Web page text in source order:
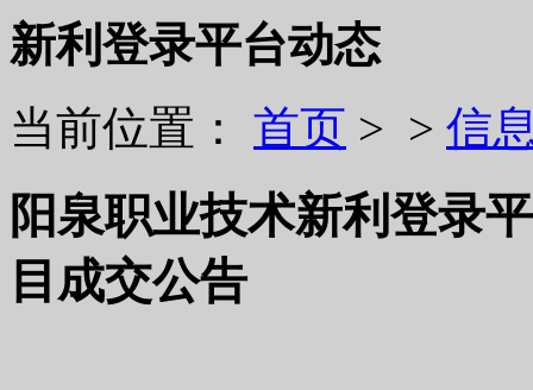
新利登录平台动态
当前位置：
首页 > > 信
阳泉职业技术新利登录
目成交公告